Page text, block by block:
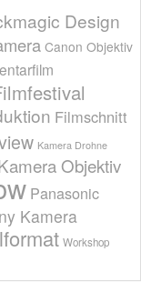
Design
Canon Objektiv
Filmschnitt
Kamera Drohne
Objektiv
Panasonic
Kamera
Workshop